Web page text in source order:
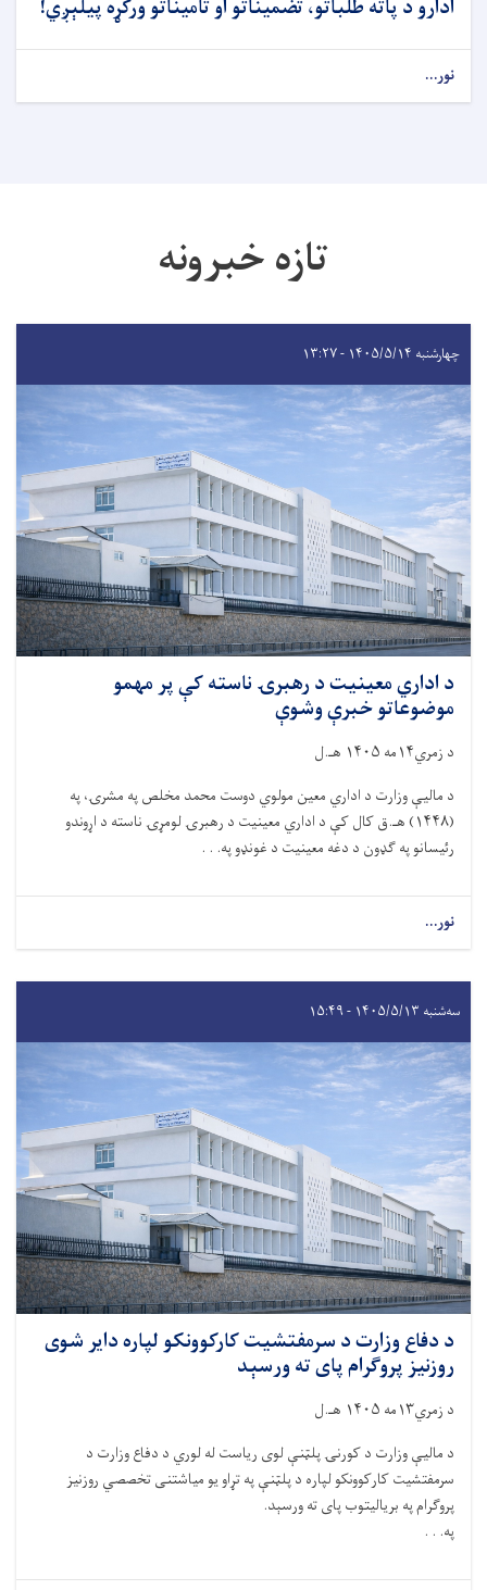
ادارو د پاته طلباتو، تضمیناتو او تأمیناتو ورکړه پیلېږي!
نور...
تازه خبرونه
چهارشنبه ۱۴۰۵/۵/۱۴ - ۱۳:۲۷
د اداري معینیت د رهبرۍ ناسته کې پر مهمو
موضوعاتو خبرې وشوې
د زمري۱۴مه ۱۴۰۵ هـ.ل
د مالیې وزارت د اداري معین مولوي دوست محمد مخلص په مشرۍ، په
(۱۴۴۸) هـ.ق کال کې د اداري معینیت د رهبرۍ لومړۍ ناسته د اړوندو
رئیسانو په ګډون د دغه معینیت د غونډو په. . .
نور...
سه‌شنبه ۱۴۰۵/۵/۱۳ - ۱۵:۴۹
د دفاع وزارت د سرمفتشیت کارکوونکو لپاره دایر شوی
روزنیز پروګرام پای ته ورسېد
د زمري۱۳مه ۱۴۰۵ هـ.ل
د مالیې وزارت د کورنۍ پلټنې لوی ریاست له لوري د دفاع وزارت د
سرمفتشیت کارکوونکو لپاره د پلټنې په تړاو یو میاشتنی تخصصي روزنیز
پروګرام په بریالیتوب پای ته ورسېد.
په. . .